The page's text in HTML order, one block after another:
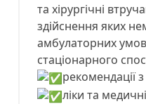
та хірургічні
здійснення яких
амбулаторних
стаціонарного
рекомендації
ліки та